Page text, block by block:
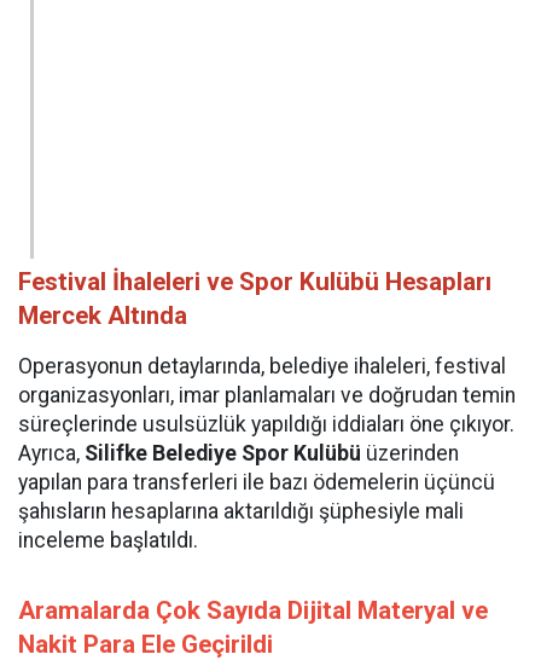
Festival İhaleleri ve Spor Kulübü Hesapları
Mercek Altında
Operasyonun detaylarında, belediye ihaleleri, festival
organizasyonları, imar planlamaları ve doğrudan temin
süreçlerinde usulsüzlük yapıldığı iddiaları öne çıkıyor.
Ayrıca, Silifke Belediye Spor Kulübü üzerinden
yapılan para transferleri ile bazı ödemelerin üçüncü
şahısların hesaplarına aktarıldığı şüphesiyle mali
inceleme başlatıldı.
Aramalarda Çok Sayıda Dijital Materyal ve
Nakit Para Ele Geçirildi